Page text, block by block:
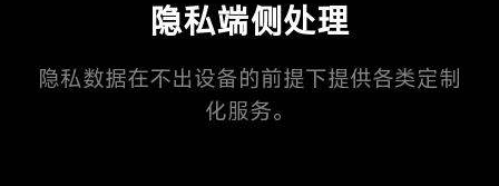
隐私端侧处理
隐私数据在不出设备的前提下提供各类定制
化服务。